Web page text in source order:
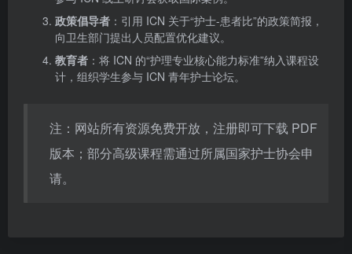
政策倡导者 ：引用 ICN 关于“护士-患者比”的政策简报，
向卫生部门提出人员配置优化建议。
教育者 ：将 ICN 的“护理专业核心能力标准”纳入课程设
计，组织学生参与 ICN 青年护士论坛。
注：网站所有资源免费开放，注册即可下载 PDF
版本；部分高级课程需通过所属国家护士协会申
请。